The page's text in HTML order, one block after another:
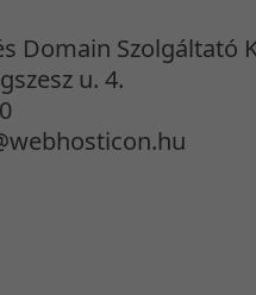
Domain Szolgáltató
u. 4.